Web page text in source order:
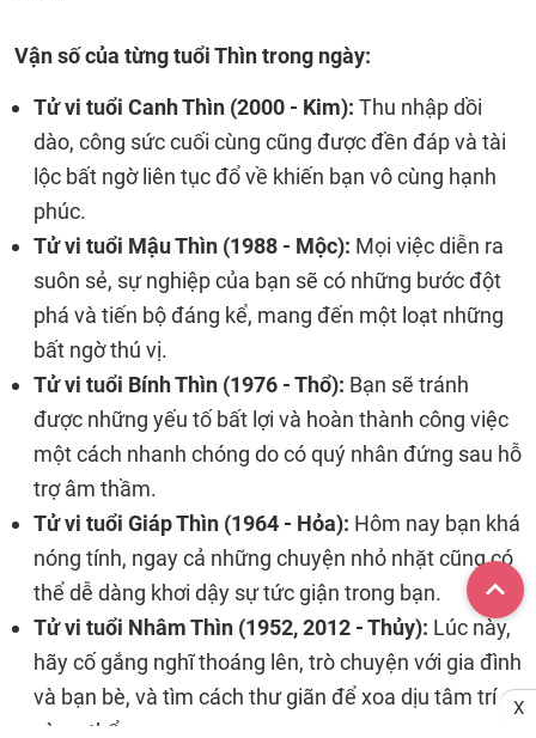
Vận số của từng tuổi Thìn trong ngày:
Tử vi tuổi Canh Thìn (2000 - Kim): Thu nhập dồi
dào, công sức cuối cùng cũng được đền đáp và tài
lộc bất ngờ liên tục đổ về khiến bạn vô cùng hạnh
phúc.
Tử vi tuổi Mậu Thìn (1988 - Mộc): Mọi việc diễn ra
suôn sẻ, sự nghiệp của bạn sẽ có những bước đột
phá và tiến bộ đáng kể, mang đến một loạt những
bất ngờ thú vị.
Tử vi tuổi Bính Thìn (1976 - Thổ): Bạn sẽ tránh
được những yếu tố bất lợi và hoàn thành công việc
một cách nhanh chóng do có quý nhân đứng sau hỗ
trợ âm thầm.
Tử vi tuổi Giáp Thìn (1964 - Hỏa): Hôm nay bạn khá
nóng tính, ngay cả những chuyện nhỏ nhặt cũng có
thể dễ dàng khơi dậy sự tức giận trong bạn.
Tử vi tuổi Nhâm Thìn (1952, 2012 - Thủy): Lúc này,
hãy cố gắng nghĩ thoáng lên, trò chuyện với gia đình
và bạn bè, và tìm cách thư giãn để xoa dịu tâm trí
và cơ thể.
X